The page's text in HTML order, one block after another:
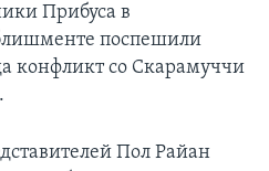
Прибуса в
поспешили
конфликт со Скарамуччи
Пол Райан